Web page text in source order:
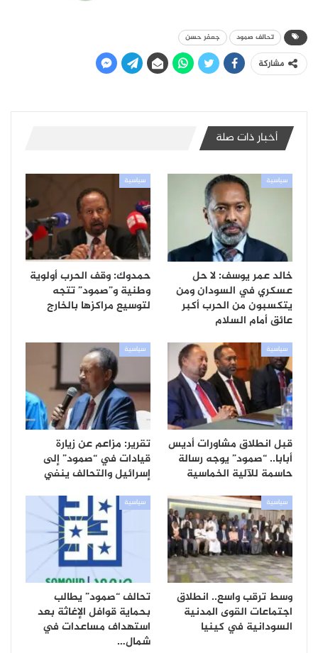
تحالف صمود جعفر حسن
مشاركة
أخبار ذات صلة
سياسية
خالد عمر يوسف: لا حل
عسكري في السودان ومن
يتكسبون من الحرب أكبر
عائق أمام السلام
سياسية
حمدوك: وقف الحرب أولوية
وطنية و”صمود” تتجه
لتوسيع مراكزها بالخارج
سياسية
قبل انطلاق مشاورات أديس
أبابا.. “صمود” يوجه رسالة
حاسمة للآلية الخماسية
سياسية
تقرير: مزاعم عن زيارة
قيادات في “صمود” إلى
إسرائيل والتحالف ينفي
سياسية
وسط ترقب واسع.. انطلاق
اجتماعات القوى المدنية
السودانية في كينيا
سياسية
تحالف “صمود” يطالب
بحماية قوافل الإغاثة بعد
استهداف مساعدات في
شمال…